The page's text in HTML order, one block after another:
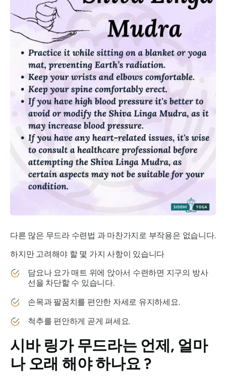
다른 많은 무드라수련법 과 마찬가지로 부작용은 없습니다.
하지만 고려해야 할 몇 가지 사항이 있습니다
담요나 요가 매트 위에 앉아서 수련하면 지구의 방사
선을 차단할 수 있습니다.
손목과 팔꿈치를 편안한 자세로 유지하세요.
척추를 편안하게 곧게 펴세요.
시바 링가 무드라는 언제, 얼마
나 오래 해야 하나요 ?